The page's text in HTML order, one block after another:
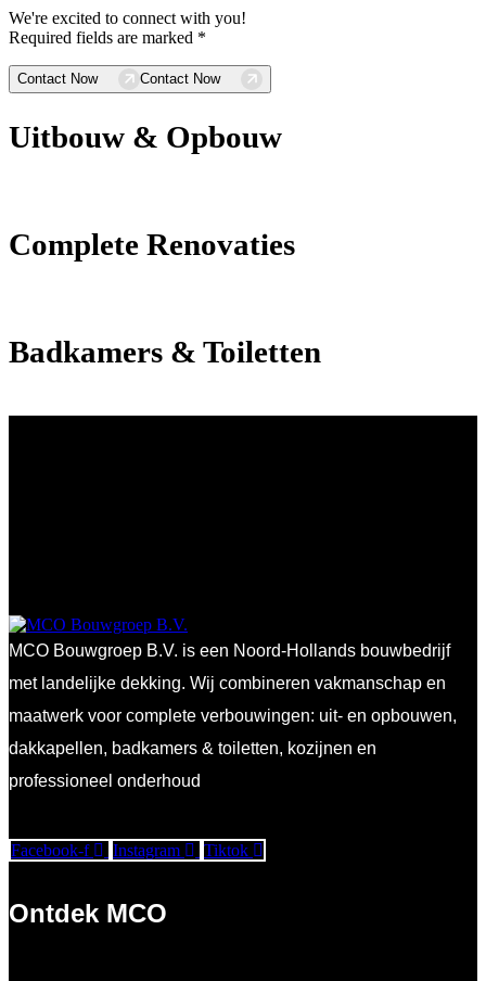
We're excited to connect with you!
Required fields are marked *
Contact Now Contact Now
Uitbouw & Opbouw
Complete Renovaties
Badkamers & Toiletten
MCO Bouwgroep B.V. is een Noord-Hollands bouwbedrijf
met landelijke dekking. Wij combineren vakmanschap en
maatwerk voor complete verbouwingen: uit- en opbouwen,
dakkapellen, badkamers & toiletten, kozijnen en
professioneel onderhoud
Facebook-f Instagram Tiktok
Ontdek MCO